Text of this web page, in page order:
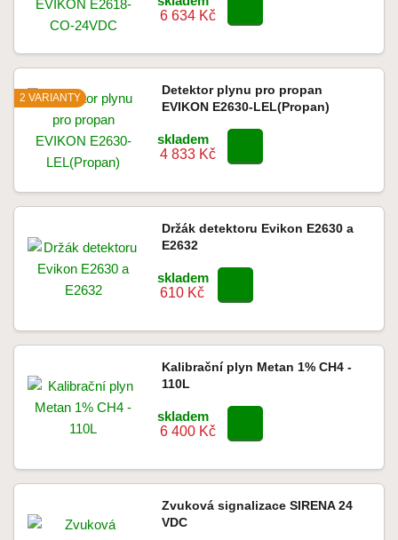
6 634 Kč
Detektor plynu pro propan
EVIKON E2630-LEL(Propan)
skladem
4 833 Kč
2 VARIANTY
Držák detektoru Evikon E2630 a
E2632
skladem
610 Kč
Kalibrační plyn Metan 1% CH4 -
110L
skladem
6 400 Kč
Zvuková signalizace SIRENA 24
VDC